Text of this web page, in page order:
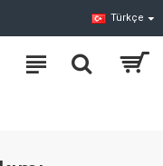
Türkçe